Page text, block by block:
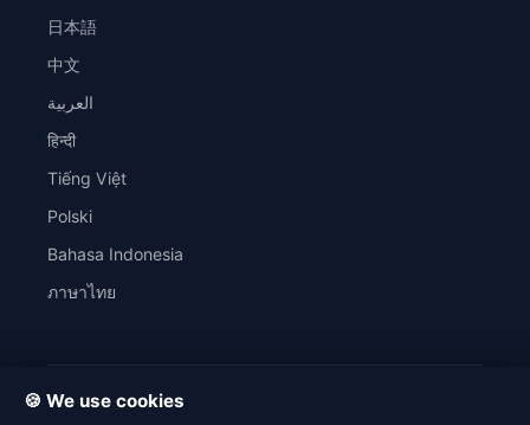
🍪 We use cookies
日本語
中文
العربية
हिन्दी
Tiếng Việt
Polski
Bahasa Indonesia
ภาษาไทย
© 2026 SaveWordly. All rights reserved.